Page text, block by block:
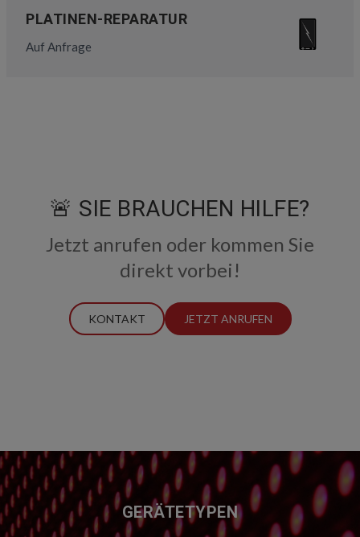
PLATINEN-REPARATUR
Auf Anfrage
🚨 SIE BRAUCHEN HILFE?
Jetzt anrufen oder kommen Sie
direkt vorbei!
KONTAKT JETZT ANRUFEN
FUSSZEILE GERÄTETYPEN